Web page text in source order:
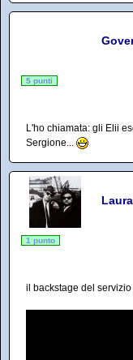
5 punti
L'ho chiamata: gli Elii
Sergione...
Laura
1 punto
il backstage del